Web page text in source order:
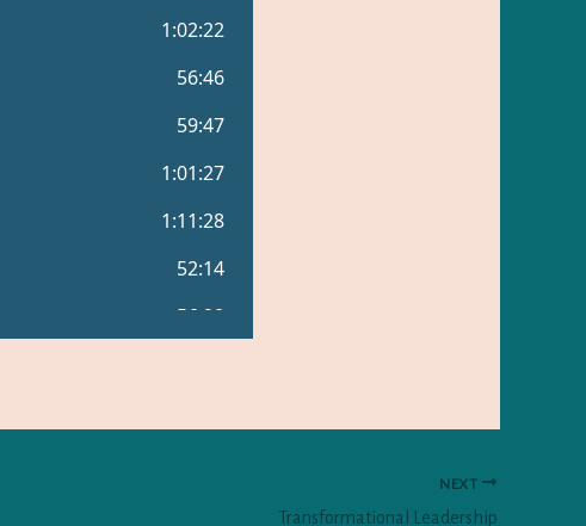
NEXT
Transformational Leadership